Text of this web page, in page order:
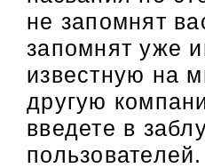
не запомнят
запомнят уже
известную на
другую
введете в
пользователей.